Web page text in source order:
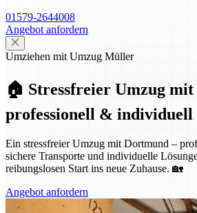
01579-2644008
Angebot anfordern
Umziehen mit Umzug Müller
🏠 Stressfreier Umzug
professionell & individuell
Ein stressfreier Umzug mit Dortmund –
sichere Transporte und individuelle
reibungslosen Start ins neue Zuhause. 🏡
Angebot anfordern